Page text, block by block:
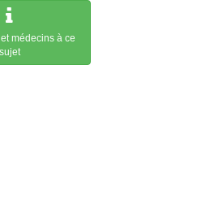
médecins à ce
sujet